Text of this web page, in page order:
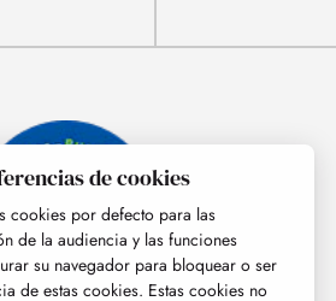
de cookies
cookies por defecto para las
de la audiencia y las funciones
su navegador para bloquear o ser
de estas cookies. Estas cookies no